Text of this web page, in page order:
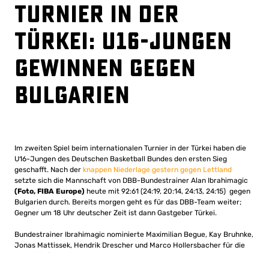
Turnier in der
Türkei: U16-Jungen
gewinnen gegen
Bulgarien
Im zweiten Spiel beim internationalen Turnier in der Türkei haben die
U16-Jungen des Deutschen Basketball Bundes den ersten Sieg
geschafft. Nach der knappen Niederlage gestern gegen Lettland
setzte sich die Mannschaft von DBB-Bundestrainer Alan Ibrahimagic
(Foto, FIBA Europe) heute mit 92:61 (24:19, 20:14, 24:13, 24:15) gegen
Bulgarien durch. Bereits morgen geht es für das DBB-Team weiter;
Gegner um 18 Uhr deutscher Zeit ist dann Gastgeber Türkei.
Bundestrainer Ibrahimagic nominierte Maximilian Begue, Kay Bruhnke,
Jonas Mattissek, Hendrik Drescher und Marco Hollersbacher für die